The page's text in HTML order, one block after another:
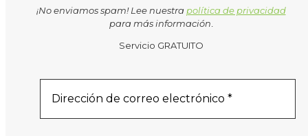
¡No enviamos spam! Lee nuestrapolítica de privacidad
para más información.
Servicio GRATUITO